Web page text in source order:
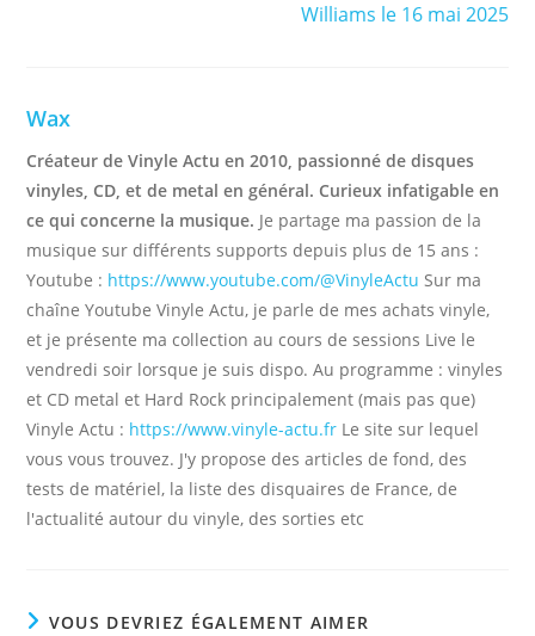
Williams le 16 mai 2025
Wax
Créateur de Vinyle Actu en 2010, passionné de disques
vinyles, CD, et de metal en général. Curieux infatigable en
ce qui concerne la musique. Je partage ma passion de la
musique sur différents supports depuis plus de 15 ans :
Youtube : https://www.youtube.com/@VinyleActu Sur ma
chaîne Youtube Vinyle Actu, je parle de mes achats vinyle,
et je présente ma collection au cours de sessions Live le
vendredi soir lorsque je suis dispo. Au programme : vinyles
et CD metal et Hard Rock principalement (mais pas que)
Vinyle Actu : https://www.vinyle-actu.fr Le site sur lequel
vous vous trouvez. J'y propose des articles de fond, des
tests de matériel, la liste des disquaires de France, de
l'actualité autour du vinyle, des sorties etc
VOUS DEVRIEZ ÉGALEMENT AIMER